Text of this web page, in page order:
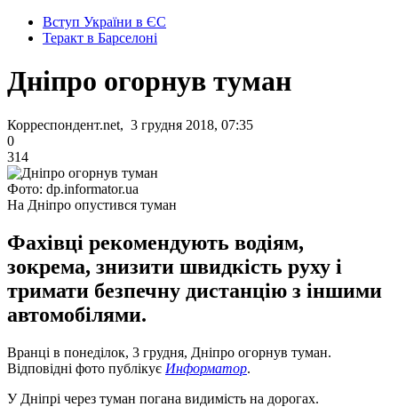
Вступ України в ЄС
Теракт в Барселоні
Дніпро огорнув туман
Корреспондент.net, 3 грудня 2018, 07:35
0
314
Фото: dp.informator.ua
На Дніпро опустився туман
Фахівці рекомендують водіям,
зокрема, знизити швидкість руху і
тримати безпечну дистанцію з іншими
автомобілями.
Вранці в понеділок, 3 грудня, Дніпро огорнув туман.
Відповідні фото публікує Информатор.
У Дніпрі через туман погана видимість на дорогах.